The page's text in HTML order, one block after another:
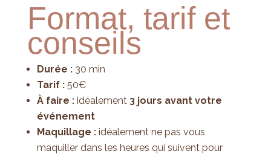
Format, tarif et
conseils
Durée :30 min
Tarif :50€
À faire :idéalement 3 jours avant votre
événement
Maquillage :idéalement ne pas vous
maquiller dans les heures qui suivent pour